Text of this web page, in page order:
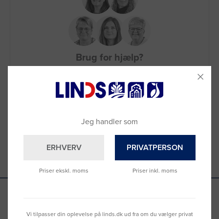
Brug for hjælp?
Vi sidder klar til at hjælpe dig.
Du kan også kontakte din lokale sælger
Se hvad vores kunder siger
Jeg handler som
ERHVERV
Priser ekskl. moms
PRIVATPERSON
Priser inkl. moms
Vi tilpasser din oplevelse på linds.dk ud fra om du vælger privat